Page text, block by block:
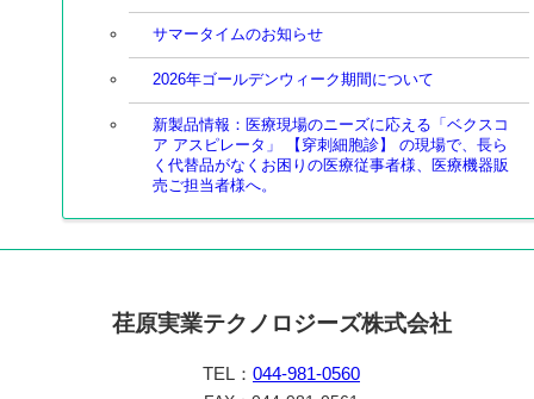
サマータイムのお知らせ
2026年ゴールデンウィーク期間について
新製品情報：医療現場のニーズに応える「ベクスコ
ア アスピレータ」 【穿刺細胞診】 の現場で、長ら
く代替品がなくお困りの医療従事者様、医療機器販
売ご担当者様へ。
荏原実業テクノロジーズ株式会社
TEL： 044-981-0560